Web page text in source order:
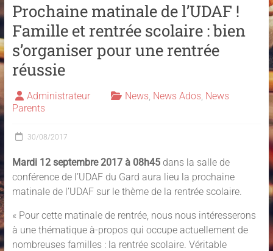
Prochaine matinale de l’UDAF !
Famille et rentrée scolaire : bien
s’organiser pour une rentrée
réussie
Administrateur News, News Ados, News
Parents
30/08/2017
Mardi 12 septembre 2017 à 08h45dans la salle de
conférence de l’UDAF du Gard aura lieu la prochaine
matinale de l’UDAF sur le thème de la rentrée scolaire.
« Pour cette matinale de rentrée, nous nous intéresserons
à une thématique à-propos qui occupe actuellement de
nombreuses familles : la rentrée scolaire. Véritable